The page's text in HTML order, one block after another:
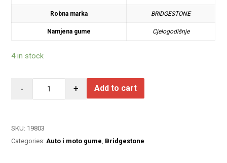
Robna marka BRIDGESTONE
Namjena gume Cjelogodišnje
4 in stock
- + Add to cart
SKU: 19803
Categories:Auto i moto gume, Bridgestone